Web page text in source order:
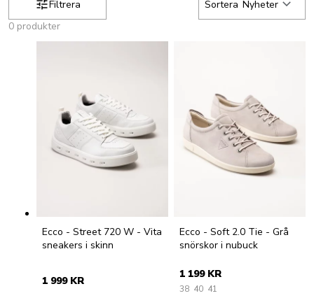
Filtrera Sortera Nyheter
0 produkter
Ecco - Street 720 W - Vita
sneakers i skinn
1 999 KR
Ecco - Soft 2.0 Tie - Grå
snörskor i nubuck
1 199 KR
38 40 41